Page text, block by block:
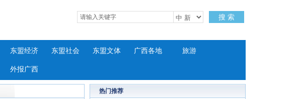
搜 索
东盟经济 东盟社会 东盟文体 广西各地 旅游
外报广西
热门推荐